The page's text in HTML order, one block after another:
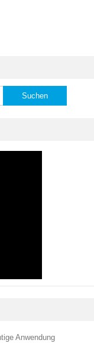
Anwendung